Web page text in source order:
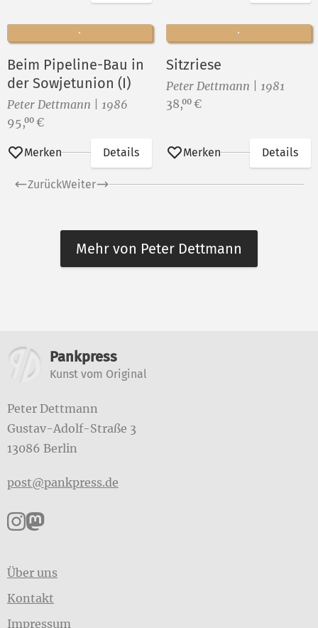
Beim Pipeline-Bau in
der Sowjetunion (I)
Peter Dettmann | 1986
Preis:
95,00 €
Merken Details
Sitzriese
Peter Dettmann | 1981
Preis:
38,00 €
Merken Details
ZurückWeiter
Mehr von Peter Dettmann
Weitere Informationen
Pankpress
Kunst vom Original
Peter Dettmann
Gustav-Adolf-Straße 3
13086 Berlin
post@pankpress.de
Pankpress auf Instagram
Pankpress auf Mastodon
Über uns
Kontakt
Impressum